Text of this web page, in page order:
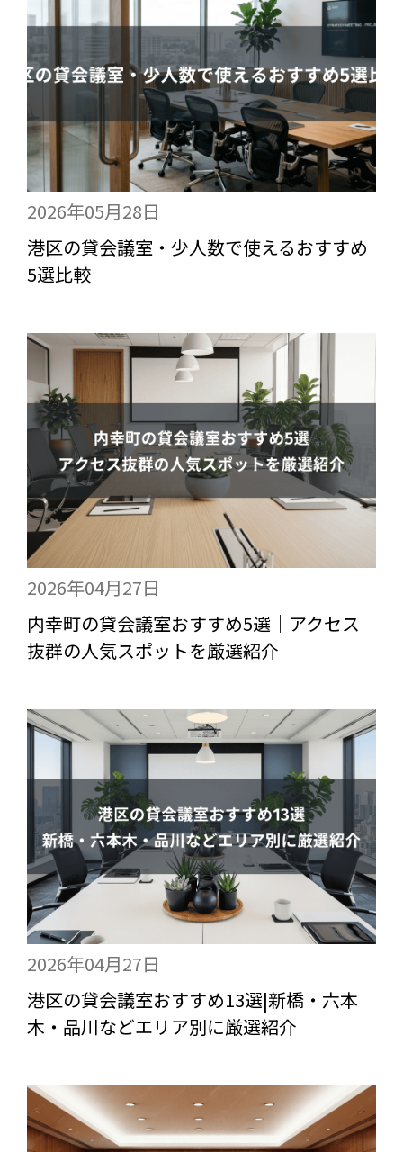
2026年05月28日
港区の貸会議室・少人数で使えるおすすめ
5選比較
2026年04月27日
内幸町の貸会議室おすすめ5選｜アクセス
抜群の人気スポットを厳選紹介
2026年04月27日
港区の貸会議室おすすめ13選|新橋・六本
木・品川などエリア別に厳選紹介